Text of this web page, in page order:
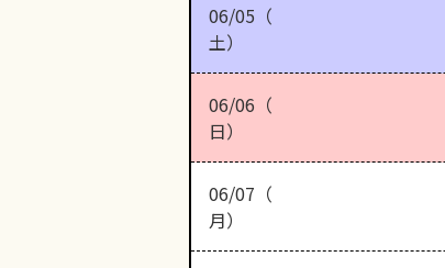
06/05（
土）
06/06（
日）
06/07（
月）